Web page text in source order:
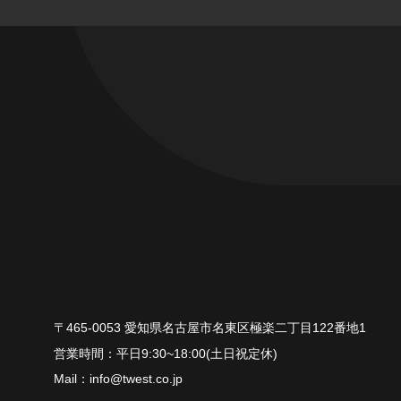
〒465-0053 愛知県名古屋市名東区極楽二丁目122番地1
平⽇9:30~18:00(⼟⽇祝定休)
info@twest.co.jp